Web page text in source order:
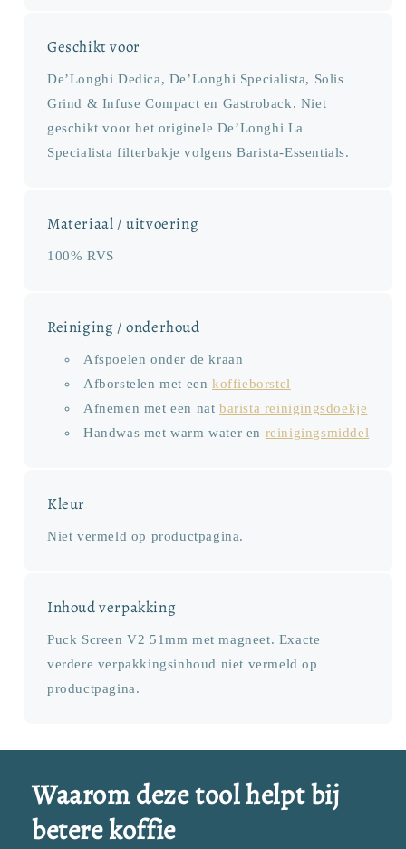
Geschikt voor
De’Longhi Dedica, De’Longhi Specialista, Solis
Grind & Infuse Compact en Gastroback. Niet
geschikt voor het originele De’Longhi La
Specialista filterbakje volgens Barista-Essentials.
Materiaal / uitvoering
100% RVS
Reiniging / onderhoud
Afspoelen onder de kraan
Afborstelen met een koffieborstel
Afnemen met een nat barista reinigingsdoekje
Handwas met warm water en reinigingsmiddel
Kleur
Niet vermeld op productpagina.
Inhoud verpakking
Puck Screen V2 51mm met magneet. Exacte
verdere verpakkingsinhoud niet vermeld op
productpagina.
Waarom deze tool helpt bij
betere koffie